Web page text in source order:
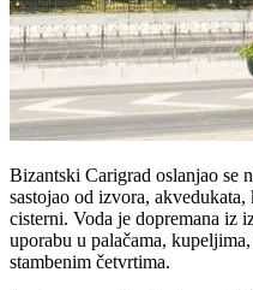
Bizantski Carigrad oslanjao se
sastojao od izvora,
cisterni. Voda je dopremana iz
uporabu u palačama,
stambenim četvrtima.